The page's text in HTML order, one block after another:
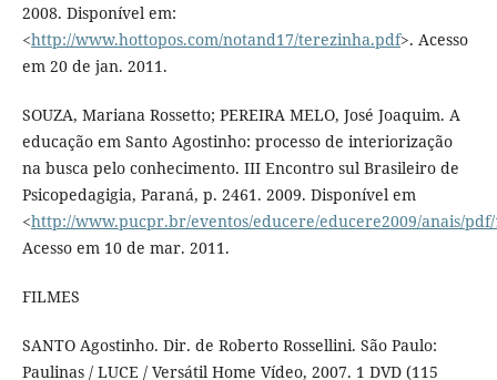
2008. Disponível em:
<http://www.hottopos.com/notand17/terezinha.pdf>. Acesso
em 20 de jan. 2011.
SOUZA, Mariana Rossetto; PEREIRA MELO, José Joaquim. A
educação em Santo Agostinho: processo de interiorização
na busca pelo conhecimento. III Encontro sul Brasileiro de
Psicopedagigia, Paraná, p. 2461. 2009. Disponível em
<http://www.pucpr.br/eventos/educere/educere2009/anais/pdf/
Acesso em 10 de mar. 2011.
FILMES
SANTO Agostinho. Dir. de Roberto Rossellini. São Paulo:
Paulinas / LUCE / Versátil Home Vídeo, 2007. 1 DVD (115